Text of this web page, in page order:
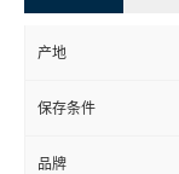
产地
保存条件
品牌